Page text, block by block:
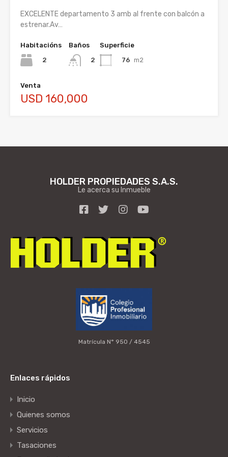
EXCELENTE departamento 3 amb al frente con balcón a
estrenar.Av…
Habitacións
2
Baños
2
Superficie
76 m2
Venta
USD 160,000
HOLDER PROPIEDADES S.A.S.
Le acerca su Inmueble
Matrícula N° 950 / 4545
Enlaces rápidos
Inicio
Quienes somos
Servicios
Tasaciones